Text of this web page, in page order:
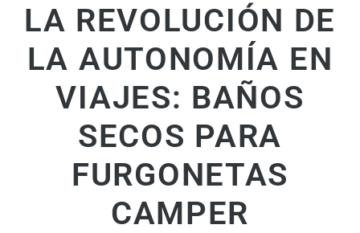
LA REVOLUCIÓN DE
LA AUTONOMÍA EN
VIAJES: BAÑOS
SECOS PARA
FURGONETAS
CAMPER